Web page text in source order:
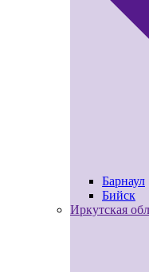
Барнаул
Бийск
Иркутская